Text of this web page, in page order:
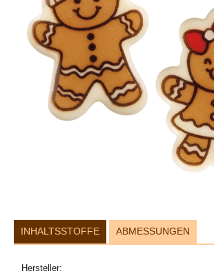
INHALTSSTOFFE ABMESSUNGEN
Hersteller: